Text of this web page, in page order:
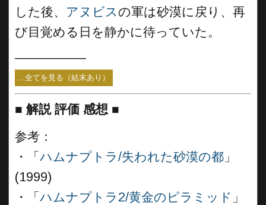
した後、 アヌビスの軍は砂漠に戻り、再
び目覚める日を静かに待っていた。
...全てを見る（結末あり）
■ 解説 評価 感想 ■
参考：
・「 ハムナプトラ/失われた砂漠の都 」
(1999)
・「 ハムナプトラ2/黄金のピラミッド 」